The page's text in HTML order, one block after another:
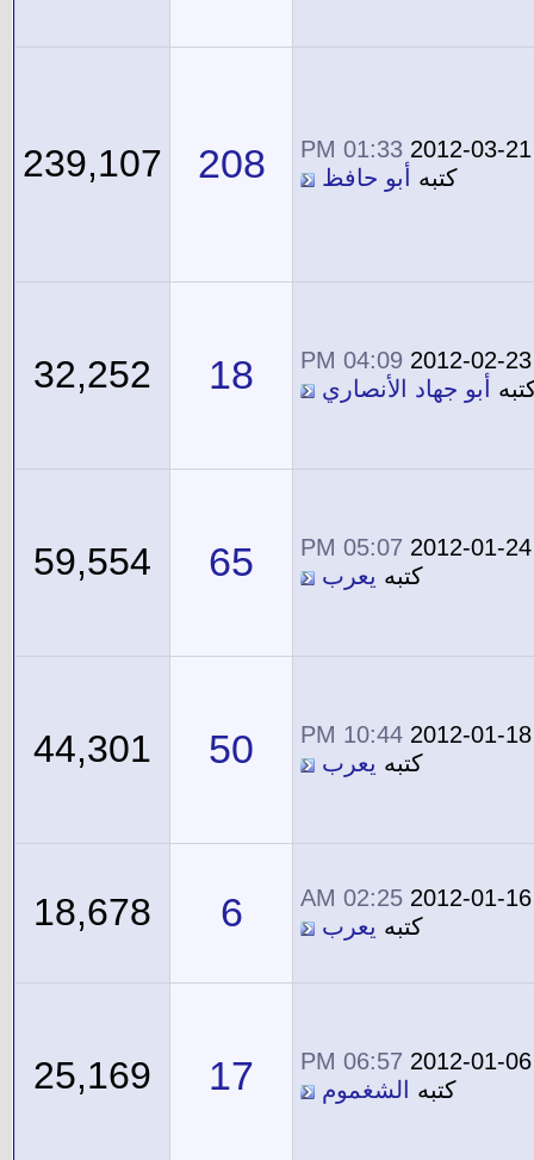
2012-03-21
01:33 PM
كتبه
أبو حافظ 208
239,107
2012-02-23
04:09 PM
أبو جهاد الأنصاري 18
32,252
2012-01-24
05:07 PM
كتبه يعرب 65
59,554
2012-01-18
10:44 PM
كتبه يعرب 50
44,301
2012-01-16
02:25 AM
كتبه يعرب 6
18,678
2012-01-06
06:57 PM
كتبه
الشغموم 17
25,169